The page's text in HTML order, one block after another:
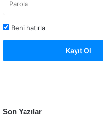
Beni hatırla
Kayıt Ol
Son Yazılar